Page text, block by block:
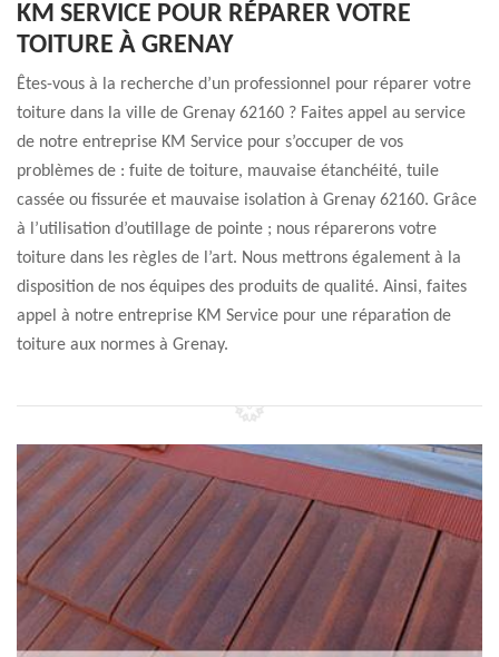
KM SERVICE POUR RÉPARER VOTRE
TOITURE À GRENAY
Êtes-vous à la recherche d’un professionnel pour réparer votre
toiture dans la ville de Grenay 62160 ? Faites appel au service
de notre entreprise KM Service pour s’occuper de vos
problèmes de : fuite de toiture, mauvaise étanchéité, tuile
cassée ou fissurée et mauvaise isolation à Grenay 62160. Grâce
à l’utilisation d’outillage de pointe ; nous réparerons votre
toiture dans les règles de l’art. Nous mettrons également à la
disposition de nos équipes des produits de qualité. Ainsi, faites
appel à notre entreprise KM Service pour une réparation de
toiture aux normes à Grenay.